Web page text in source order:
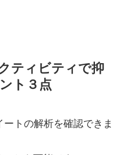
ティビティで抑
ト３点
トの解析を確認できま